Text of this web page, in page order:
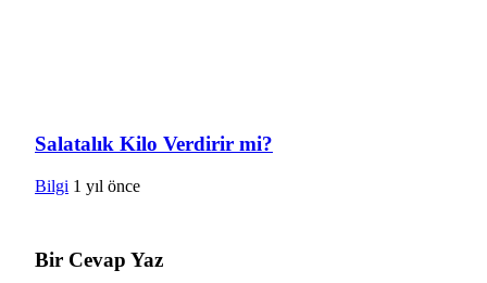
Salatalık Kilo Verdirir mi?
Bilgi 1 yıl önce
Bir Cevap Yaz